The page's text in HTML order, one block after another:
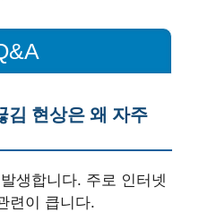
김 현상은 왜 자주
생합니다. 주로 인터넷
련이 큽니다.